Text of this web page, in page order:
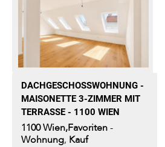
DACHGESCHOSSWOHNUNG - M
AISONETTE 3-ZIMMER MIT T
ERRASSE - 1100 WIEN
1100Wien,Favoriten-
Wohnung, Kauf